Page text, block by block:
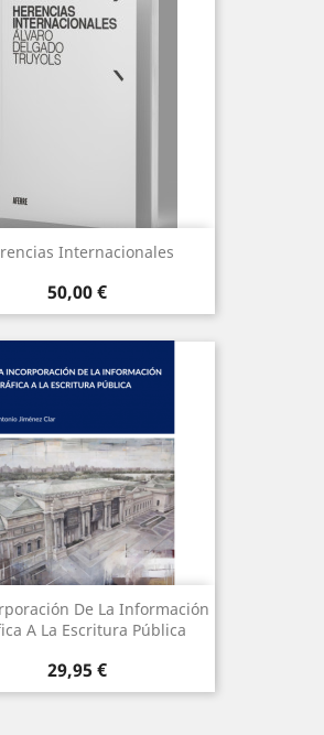
Internacionales
Precio
50,00 €
De La Información
A La Escritura Pública
Precio
29,95 €